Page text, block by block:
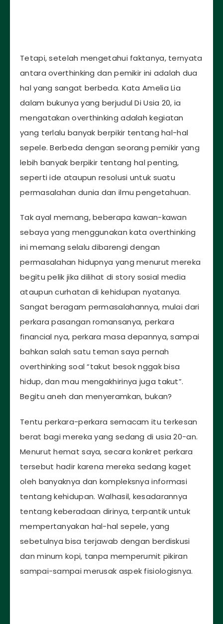
Tetapi, setelah mengetahui faktanya, ternyata
antara overthinking dan pemikir ini adalah dua
hal yang sangat berbeda. Kata Amelia Lia
dalam bukunya yang berjudul Di Usia 20, ia
mengatakan overthinking adalah kegiatan
yang terlalu banyak berpikir tentang hal-hal
sepele. Berbeda dengan seorang pemikir yang
lebih banyak berpikir tentang hal penting,
seperti ide ataupun resolusi untuk suatu
permasalahan dunia dan ilmu pengetahuan.
Tak ayal memang, beberapa kawan-kawan
sebaya yang menggunakan kata overthinking
ini memang selalu dibarengi dengan
permasalahan hidupnya yang menurut mereka
begitu pelik jika dilihat di story sosial media
ataupun curhatan di kehidupan nyatanya.
Sangat beragam permasalahannya, mulai dari
perkara pasangan romansanya, perkara
financial nya, perkara masa depannya, sampai
bahkan salah satu teman saya pernah
overthinking soal “takut besok nggak bisa
hidup, dan mau mengakhirinya juga takut”.
Begitu aneh dan menyeramkan, bukan?
Tentu perkara-perkara semacam itu terkesan
berat bagi mereka yang sedang di usia 20-an.
Menurut hemat saya, secara konkret perkara
tersebut hadir karena mereka sedang kaget
oleh banyaknya dan kompleksnya informasi
tentang kehidupan. Walhasil, kesadarannya
tentang keberadaan dirinya, terpantik untuk
mempertanyakan hal-hal sepele, yang
sebetulnya bisa terjawab dengan berdiskusi
dan minum kopi, tanpa memperumit pikiran
sampai-sampai merusak aspek fisiologisnya.